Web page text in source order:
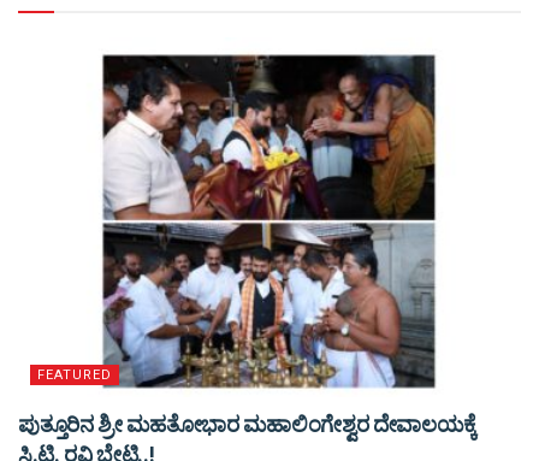
FEATURED
ಪುತ್ತೂರಿನ ಶ್ರೀ ಮಹತೋಭಾರ ಮಹಾಲಿಂಗೇಶ್ವರ ದೇವಾಲಯಕ್ಕೆ
ಸಿ.ಟಿ. ರವಿ ಭೇಟಿ..!